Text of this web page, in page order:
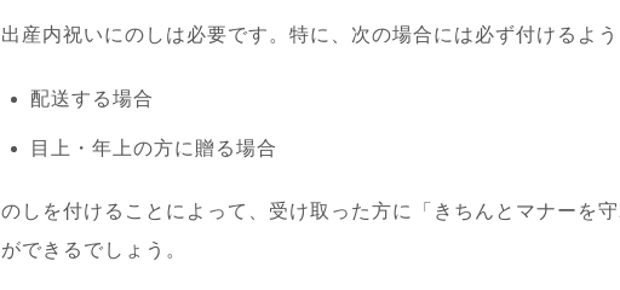
出産内祝いにのしは必要です。特に、次の場合には必ず付けるよう
配送する場合
目上・年上の方に贈る場合
のしを付けることによって、受け取った方に「きちんとマナーを
ができるでしょう。